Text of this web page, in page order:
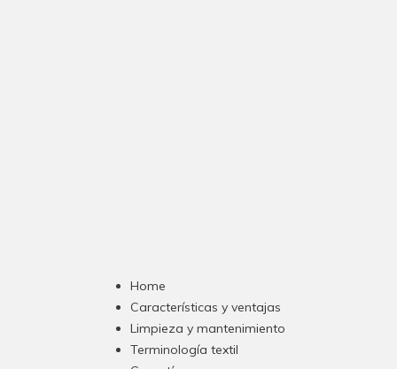
Home
Características y ventajas
Limpieza y mantenimiento
Terminología textil